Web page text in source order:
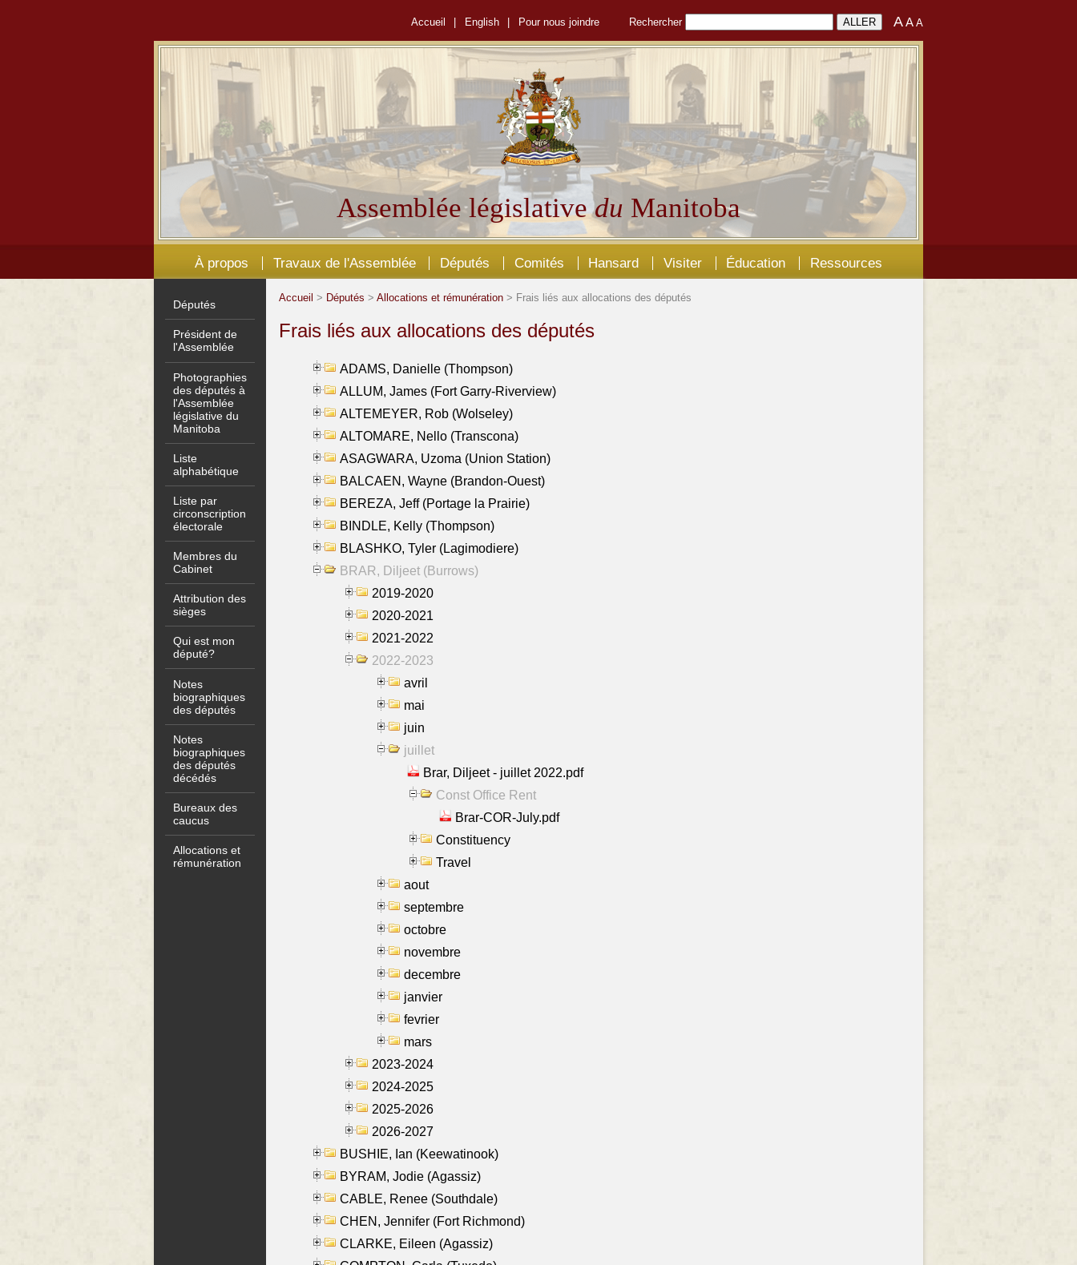
Accueil English Pour nous joindre Rechercher AA A
Assemblée législativedu Manitoba
À propos Travaux de l'Assemblée Députés Comités Hansard Visiter Éducation Ressources
Députés
Président de
l'Assemblée
Photographies
des députés à
l'Assemblée
législative du
Manitoba
Liste
alphabétique
Liste par
circonscription
électorale
Membres du
Cabinet
Attribution des
sièges
Qui est mon
député?
Notes
biographiques
des députés
Notes
biographiques
des députés
décédés
Bureaux des
caucus
Allocations et
rémunération
Accueil > Députés > Allocations et rémunération > Frais liés aux allocations des députés
Frais liés aux allocations des députés
ADAMS, Danielle (Thompson)
ALLUM, James (Fort Garry-Riverview)
ALTEMEYER, Rob (Wolseley)
ALTOMARE, Nello (Transcona)
ASAGWARA, Uzoma (Union Station)
BALCAEN, Wayne (Brandon-Ouest)
BEREZA, Jeff (Portage la Prairie)
BINDLE, Kelly (Thompson)
BLASHKO, Tyler (Lagimodiere)
BRAR, Diljeet (Burrows)
2019-2020
2020-2021
2021-2022
2022-2023
avril
mai
juin
juillet
Brar, Diljeet - juillet 2022.pdf
Const Office Rent
Brar-COR-July.pdf
Constituency
Travel
aout
septembre
octobre
novembre
decembre
janvier
fevrier
mars
2023-2024
2024-2025
2025-2026
2026-2027
BUSHIE, Ian (Keewatinook)
BYRAM, Jodie (Agassiz)
CABLE, Renee (Southdale)
CHEN, Jennifer (Fort Richmond)
CLARKE, Eileen (Agassiz)